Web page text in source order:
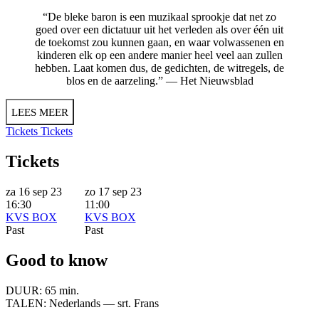
“De bleke baron is een muzikaal sprookje dat net zo
goed over een dictatuur uit het verleden als over één uit
de toekomst zou kunnen gaan, en waar volwassenen en
kinderen elk op een andere manier heel veel aan zullen
hebben. Laat komen dus, de gedichten, de witregels, de
blos en de aarzeling.” — Het Nieuwsblad
LEES MEER
Tickets Tickets
Tickets
za 16 sep 23
16:30
KVS BOX
Past
zo 17 sep 23
11:00
KVS BOX
Past
Good to know
DUUR: 65 min.
TALEN: Nederlands — srt. Frans